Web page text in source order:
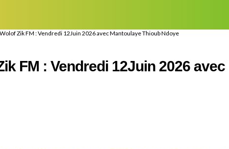
Zik FM : Vendredi 12Juin 2026 avec Mantoulaye Thioub Ndoye
FM : Vendredi 12Juin 2026